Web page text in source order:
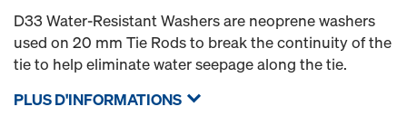
D33 Water-Resistant Washers are neoprene washers
used on 20 mm Tie Rods to break the continuity of the
tie to help eliminate water seepage along the tie.
PLUS D'INFORMATIONS